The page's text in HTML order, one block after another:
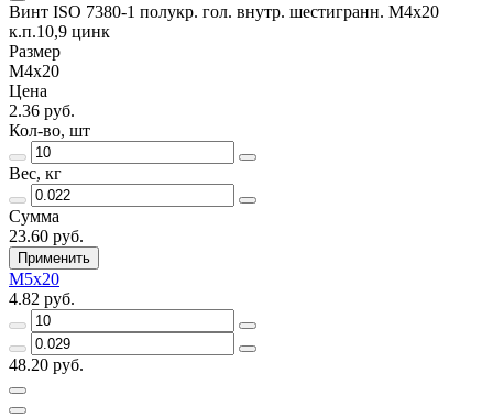
Винт ISO 7380-1 полукр. гол. внутр. шестигранн. М4х20
к.п.10,9 цинк
Размер
М4х20
Цена
2.36 руб.
Кол-во, шт
Вес, кг
Сумма
23.60 руб.
Применить
М5х20
4.82 руб.
48.20 руб.